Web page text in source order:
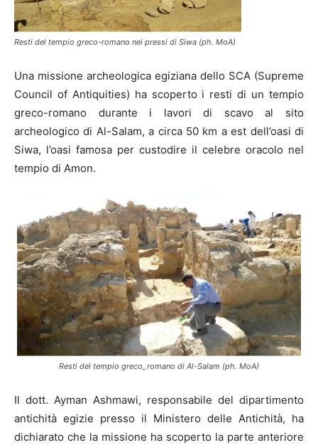
Resti del tempio greco-romano nei pressi di Siwa (ph. MoA)
Una missione archeologica egiziana dello SCA (Supreme
Council of Antiquities) ha scoperto i resti di un tempio
greco-romano durante i lavori di scavo al sito
archeologico di Al-Salam, a circa 50 km a est dell’oasi di
Siwa, l’oasi famosa per custodire il celebre oracolo nel
tempio di Amon.
Resti del tempio greco_romano di Al-Salam (ph. MoA)
Il dott. Ayman Ashmawi, responsabile del dipartimento
antichità egizie presso il Ministero delle Antichità, ha
dichiarato che la missione ha scoperto la parte anteriore